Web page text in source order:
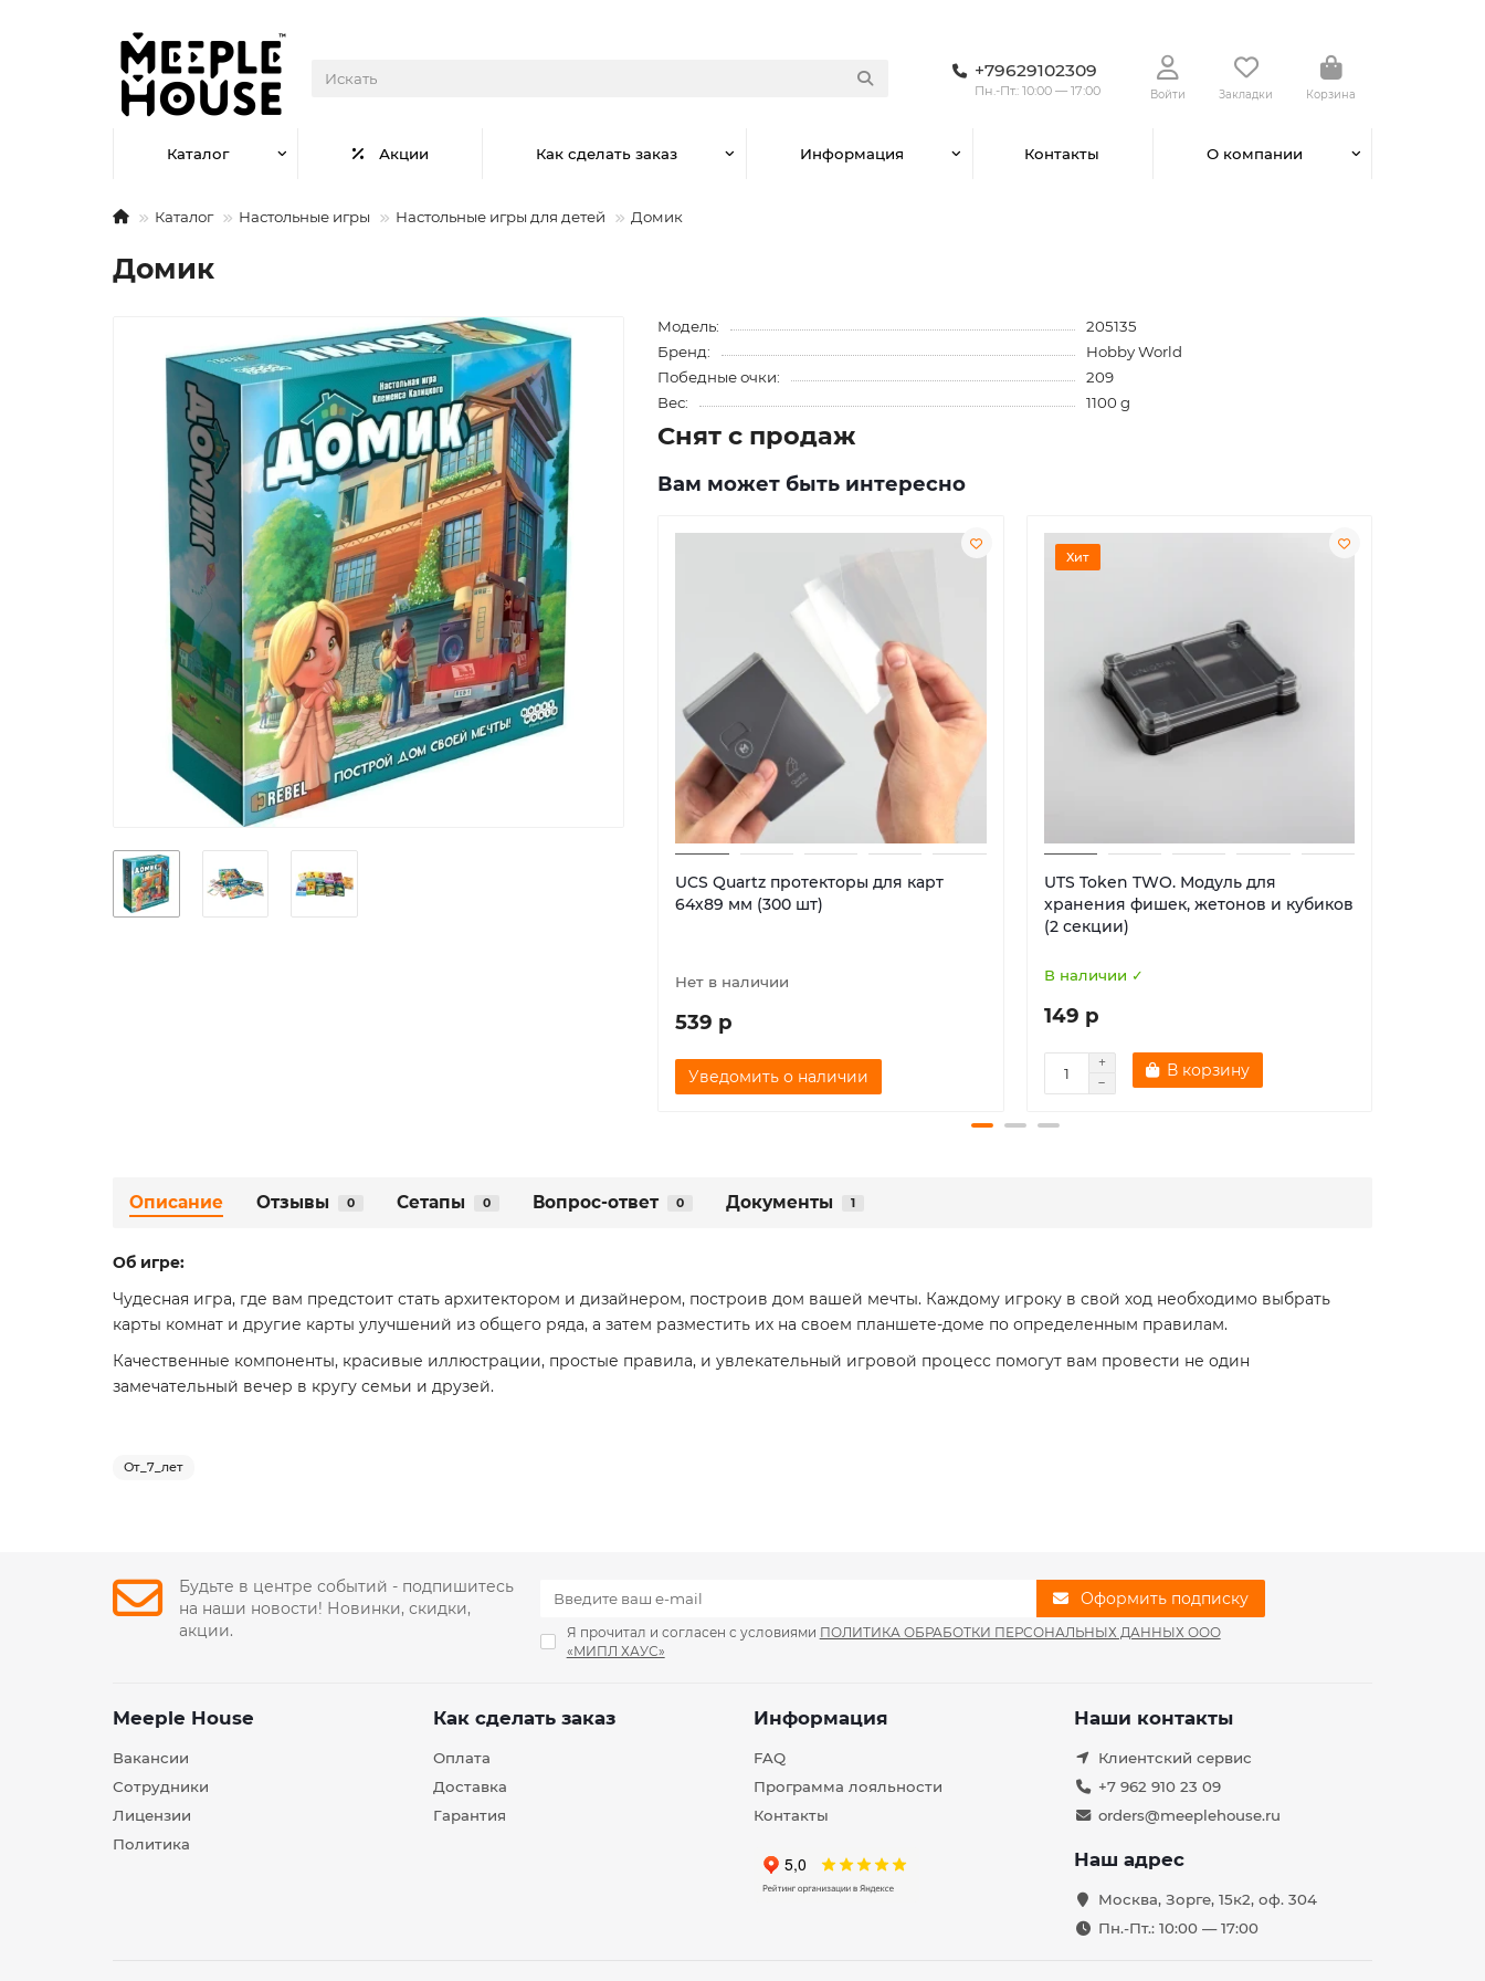
+79629102309
Пн.-Пт.: 10:00 — 17:00 Войти Закладки Корзина
Каталог Акции Как сделать заказ Информация Контакты О компании
Каталог Настольные игры Настольные игры для детей Домик
Домик
Модель:
205135
Бренд:
Hobby World
Победные очки:
209
Вес:
1100 g
Снят с продаж
Вам может быть интересно
UCS Quartz протекторы для карт
64х89 мм (300 шт)
Нет в наличии
539 р
Уведомить о наличии
Хит
UTS Token TWO. Модуль для
хранения фишек, жетонов и кубиков
(2 секции)
В наличии ✓
149 р
В корзину
Описание Отзывы 0 Сетапы 0 Вопрос-ответ 0 Документы 1
Об игре:
Чудесная игра, где вам предстоит стать архитектором и дизайнером, построив дом вашей мечты. Каждому игроку в свой ход необходимо выбрать
карты комнат и другие карты улучшений из общего ряда, а затем разместить их на своем планшете-доме по определенным правилам.
Качественные компоненты, красивые иллюстрации, простые правила, и увлекательный игровой процесс помогут вам провести не один
замечательный вечер в кругу семьи и друзей.
От_7_лет
Будьте в центре событий - подпишитесь
на наши новости! Новинки, скидки,
акции.
Оформить подписку
Я прочитал и согласен с условиями ПОЛИТИКА ОБРАБОТКИ ПЕРСОНАЛЬНЫХ ДАННЫХ ООО
«МИПЛ ХАУС»
Meeple House
Вакансии
Сотрудники
Лицензии
Политика
Как сделать заказ
Оплата
Доставка
Гарантия
Информация
FAQ
Программа лояльности
Контакты
Наши контакты
Клиентский сервис
+7 962 910 23 09
orders@meeplehouse.ru
Наш адрес
Москва, Зорге, 15к2, оф. 304
Пн.-Пт.: 10:00 — 17:00